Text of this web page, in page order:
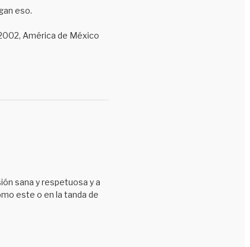
eso.
América de México
sana y respetuosa y a
este o en la tanda de